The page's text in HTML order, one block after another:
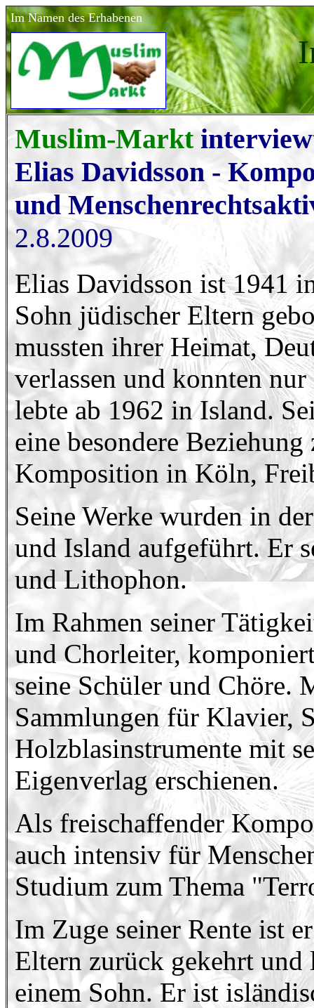
Im Namen des Erhabenen
Muslim-Markt
Elias Davidsson -
und
2.8.2009
Elias Davidsson ist 1941
Sohn jüdischer Eltern
mussten ihrer Heimat,
verlassen und konnten
lebte ab 1962 in Island.
eine besondere
Komposition in Köln,
Seine Werke wurden in
und Island aufgeführt. Er
und Lithophon.
Im Rahmen seiner
und Chorleiter,
seine Schüler und Chöre.
Sammlungen für Klavier,
Holzblasinstrumente mit
Eigenverlag erschienen.
Als freischaffender
auch intensiv für
Studium zum Thema
Im Zuge seiner Rente ist
Eltern zurück gekehrt
einem Sohn. Er ist